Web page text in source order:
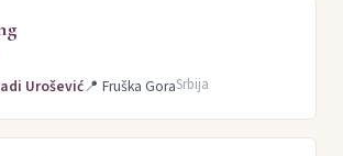
Urošević📍 Fruška GoraSrbija